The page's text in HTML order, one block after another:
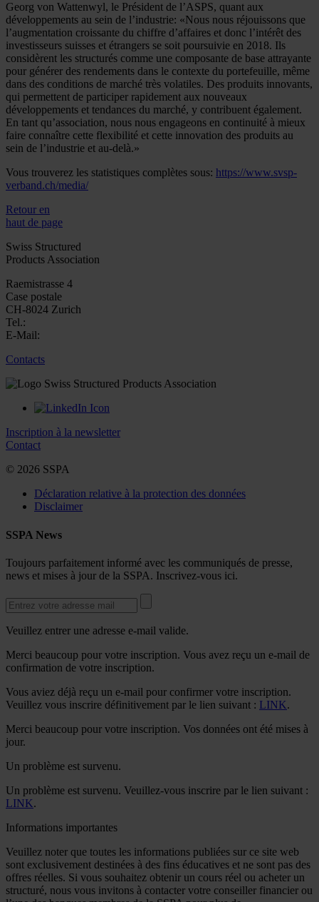
Georg von Wattenwyl, le Président de l’ASPS, quant aux
développements au sein de l’industrie: «Nous nous réjouissons que
l’augmentation croissante du chiffre d’affaires et donc l’intérêt des
investisseurs suisses et étrangers se soit poursuivie en 2018. Ils
considèrent les structurés comme une composante de base attrayante
pour générer des rendements dans le contexte du portefeuille, même
dans des conditions de marché très volatiles. Des produits innovants,
qui permettent de participer rapidement aux nouveaux
développements et tendances du marché, y contribuent également.
En tant qu’association, nous nous engageons en continuité à mieux
faire connaître cette flexibilité et cette innovation des produits au
sein de l’industrie et au-delà.»
Vous trouverez les statistiques complètes sous: https://www.svsp-
verband.ch/media/
Retour en
haut de page
Swiss Structured
Products Association
Raemistrasse 4
Case postale
CH-8024 Zurich
Tel.:
E-Mail:
Contacts
Inscription à la newsletter
Contact
© 2026 SSPA
Déclaration relative à la protection des données
Disclaimer
SSPA News
Toujours parfaitement informé avec les communiqués de presse,
news et mises à jour de la SSPA. Inscrivez-vous ici.
Veuillez entrer une adresse e-mail valide.
Merci beaucoup pour votre inscription. Vous avez reçu un e-mail de
confirmation de votre inscription.
Vous aviez déjà reçu un e-mail pour confirmer votre inscription.
Veuillez vous inscrire définitivement par le lien suivant : LINK.
Merci beaucoup pour votre inscription. Vos données ont été mises à
jour.
Un problème est survenu.
Un problème est survenu. Veuillez-vous inscrire par le lien suivant :
LINK.
Informations importantes
Veuillez noter que toutes les informations publiées sur ce site web
sont exclusivement destinées à des fins éducatives et ne sont pas des
offres réelles. Si vous souhaitez obtenir un cours réel ou acheter un
structuré, nous vous invitons à contacter votre conseiller financier ou